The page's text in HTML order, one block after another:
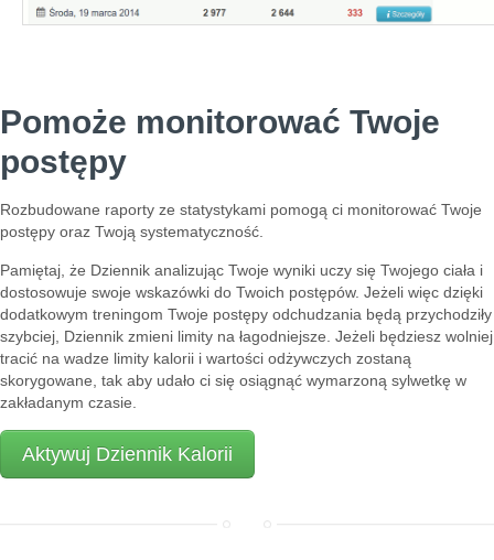
Pomoże monitorować Twoje
postępy
Rozbudowane raporty ze statystykami pomogą ci monitorować Twoje
postępy oraz Twoją systematyczność.
Pamiętaj, że Dziennik analizując Twoje wyniki uczy się Twojego ciała i
dostosowuje swoje wskazówki do Twoich postępów. Jeżeli więc dzięki
dodatkowym treningom Twoje postępy odchudzania będą przychodziły
szybciej, Dziennik zmieni limity na łagodniejsze. Jeżeli będziesz wolniej
tracić na wadze limity kalorii i wartości odżywczych zostaną
skorygowane, tak aby udało ci się osiągnąć wymarzoną sylwetkę w
zakładanym czasie.
Aktywuj Dziennik Kalorii